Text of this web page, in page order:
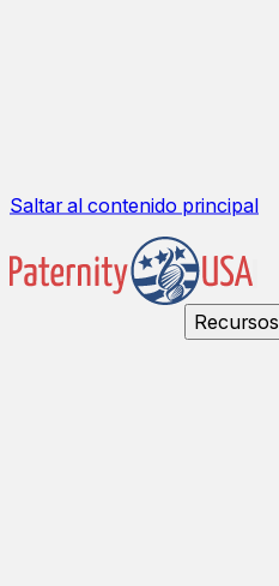
Saltar al contenido principal
Recursos